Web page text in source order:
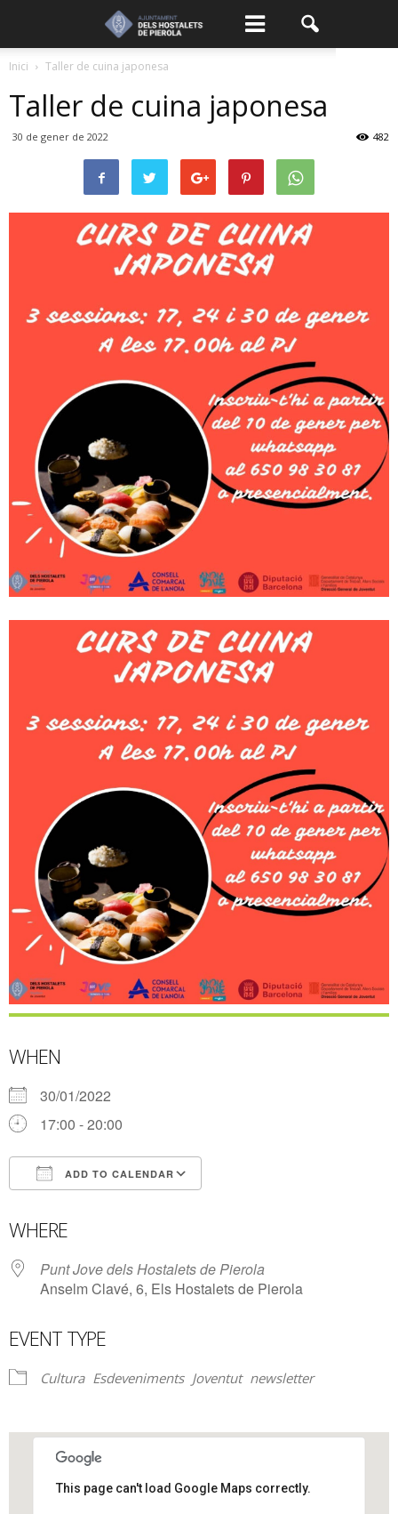
Inici Taller de cuina japonesa
Taller de cuina japonesa
30 de gener de 2022 482
WHEN
30/01/2022
17:00 - 20:00
ADD TO CALENDAR
WHERE
Punt Jove dels Hostalets de Pierola
Anselm Clavé, 6, Els Hostalets de Pierola
EVENT TYPE
Cultura Esdeveniments Joventut newsletter
This page can't load Google Maps correctly.